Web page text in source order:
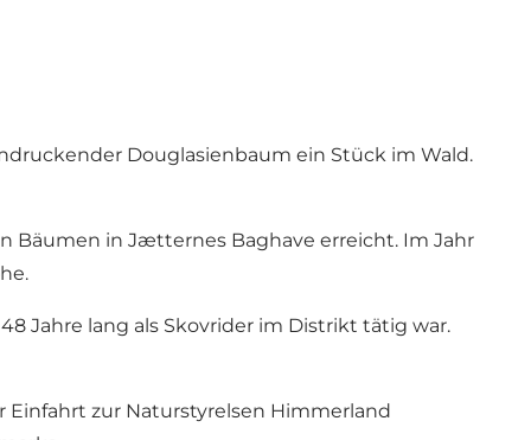
Douglasienbaum ein Stück im Wald.
Bäumen in Jætternes Baghave erreicht. Im Jahr
Jahre lang als Skovrider im Distrikt tätig war.
Einfahrt zur Naturstyrelsen Himmerland